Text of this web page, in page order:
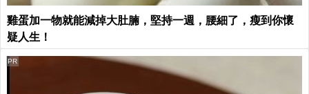
雞蛋加一物就能減掉大肚腩，堅持一週，腰細了，瘦到你懷
疑人生！
PR